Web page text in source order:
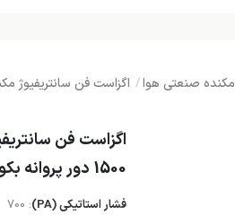
مکنده صنعتی هوا اگزاست فن سانتریفیوژ مکنده 1.5 اسب 1.1 کیلووات 1500 دور پروانه
1500 دور پروانه بکوارد هواگستر
فشار استاتیکی (PA) : 700